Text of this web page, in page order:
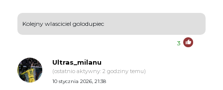
Kolejny wlasciciel golodupiec
3
Ultras_milanu
(ostatnio aktywny: 2 godziny temu)
10 stycznia 2026, 21:38